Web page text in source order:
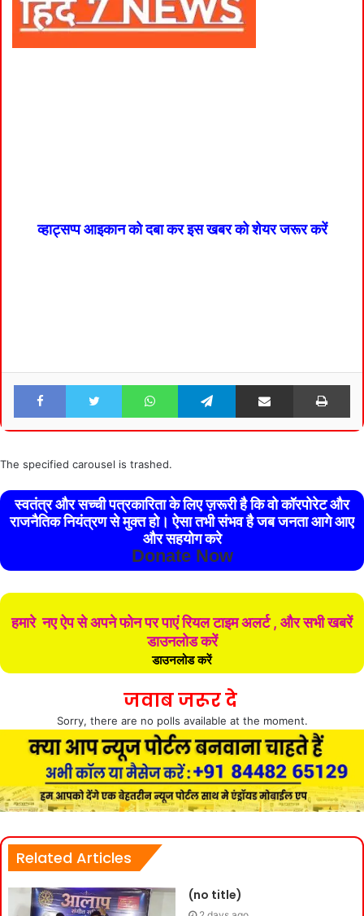
व्हाट्सप्प आइकान को दबा कर इस खबर को शेयर जरूर करें
Facebook Twitter WhatsApp Telegram Share via Email
The specified carousel is trashed.
स्वतंत्र और सच्ची पत्रकारिता के लिए ज़रूरी है कि वो कॉरपोरेट और
राजनैतिक नियंत्रण से मुक्त हो। ऐसा तभी संभव है जब जनता आगे आए
और सहयोग करे
Donate Now
हमारे नए ऐप से अपने फोन पर पाएं रियल टाइम अलर्ट , और सभी खबरें
डाउनलोड करें
डाउनलोड करें
जवाब जरूर दे
Sorry, there are no polls available at the moment.
Related Articles
(no title)